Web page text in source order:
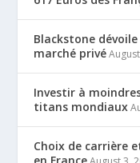
Blackstone
marché privé
Investir à
titans mondiaux
Choix de carrière